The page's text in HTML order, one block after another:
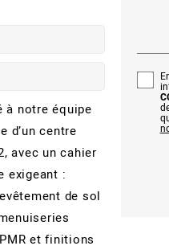
à notre équipe
d’un centre
avec un cahier
exigeant :
de sol
et finitions